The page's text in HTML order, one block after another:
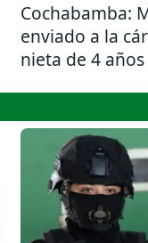
Cochabamba:
enviado a la
nieta de 4 años